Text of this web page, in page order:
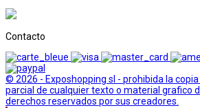
Contacto
© 2026 - Exposhopping sl - prohibida la
parcial de cualquier texto o material grafico
derechos reservados por sus creadores.